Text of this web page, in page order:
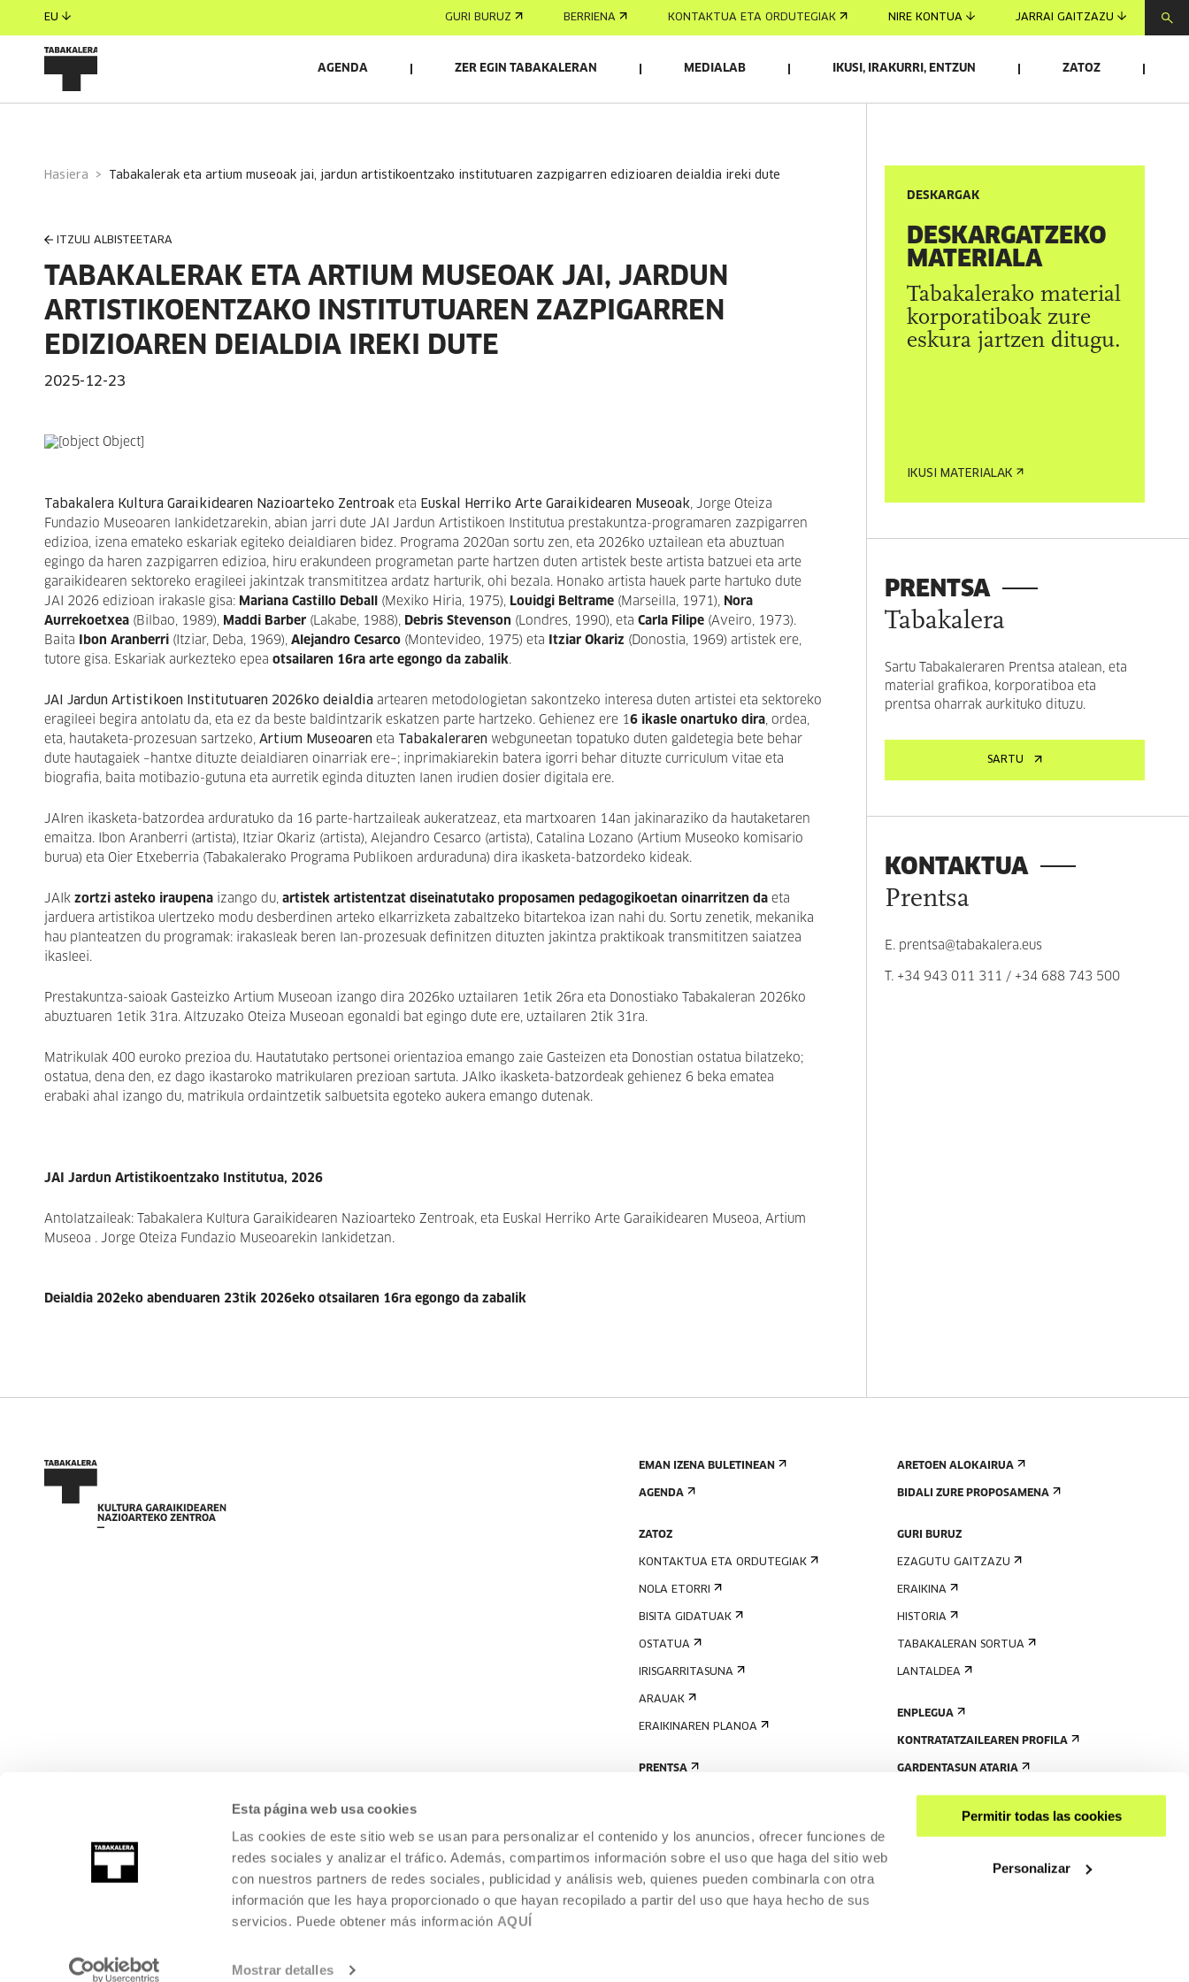
Esta página web usa cookies
Las cookies de este sitio web se usan para personalizar el contenido y los anuncios, ofrecer funciones de
redes sociales y analizar el tráfico. Además, compartimos información sobre el uso que haga del sitio web
con nuestros partners de redes sociales, publicidad y análisis web, quienes pueden combinarla con otra
información que les haya proporcionado o que hayan recopilado a partir del uso que haya hecho de sus
servicios. Puede obtener más información AQUÍ
Mostrar detalles
Permitir todas las cookies
Personalizar
EU GURI BURUZ BERRIENA KONTAKTUA ETA ORDUTEGIAK NIRE KONTUA JARRAI GAITZAZU
AGENDA ZER EGIN TABAKALERAN MEDIALAB IKUSI, IRAKURRI, ENTZUN ZATOZ
Hasiera tabakalerak eta artium museoak jai, jardun artistikoentzako institutuaren zazpigarren edizioaren deialdia ireki dute
ITZULI ALBISTEETARA
TABAKALERAK ETA ARTIUM MUSEOAK JAI, JARDUN
ARTISTIKOENTZAKO INSTITUTUAREN ZAZPIGARREN
EDIZIOAREN DEIALDIA IREKI DUTE
2025-12-23
Tabakalera Kultura Garaikidearen Nazioarteko Zentroak eta Euskal Herriko Arte Garaikidearen Museoak, Jorge Oteiza
Fundazio Museoaren lankidetzarekin, abian jarri dute JAI Jardun Artistikoen Institutua prestakuntza-programaren zazpigarren
edizioa, izena emateko eskariak egiteko deialdiaren bidez. Programa 2020an sortu zen, eta 2026ko uztailean eta abuztuan
egingo da haren zazpigarren edizioa, hiru erakundeen programetan parte hartzen duten artistek beste artista batzuei eta arte
garaikidearen sektoreko eragileei jakintzak transmititzea ardatz harturik, ohi bezala. Honako artista hauek parte hartuko dute
JAI 2026 edizioan irakasle gisa: Mariana Castillo Deball (Mexiko Hiria, 1975), Louidgi Beltrame (Marseilla, 1971), Nora
Aurrekoetxea (Bilbao, 1989), Maddi Barber (Lakabe, 1988), Debris Stevenson (Londres, 1990), eta Carla Filipe (Aveiro, 1973).
Baita
Ibon Aranberri (Itziar, Deba, 1969), Alejandro Cesarco (Montevideo, 1975) eta Itziar Okariz (Donostia, 1969) artistek ere,
tutore gisa. Eskariak aurkezteko epea otsailaren 16ra arte egongo da zabalik.
JAI Jardun Artistikoen Institutuaren 2026ko deialdia artearen metodologietan sakontzeko interesa duten artistei eta sektoreko
eragileei begira antolatu da, eta ez da beste baldintzarik eskatzen parte hartzeko. Gehienez ere 16 ikasle onartuko dira, ordea,
eta, hautaketa-prozesuan sartzeko, Artium Museoaren eta Tabakaleraren webguneetan topatuko duten galdetegia bete behar
dute hautagaiek –hantxe dituzte deialdiaren oinarriak ere–; inprimakiarekin batera igorri behar dituzte curriculum vitae eta
biografia, baita motibazio-gutuna eta aurretik eginda dituzten lanen irudien dosier digitala ere.
JAIren ikasketa-batzordea arduratuko da 16 parte-hartzaileak aukeratzeaz, eta martxoaren 14an jakinaraziko da hautaketaren
emaitza. Ibon Aranberri (artista), Itziar Okariz (artista), Alejandro Cesarco (artista), Catalina Lozano (Artium Museoko komisario
burua) eta Oier Etxeberria (Tabakalerako Programa Publikoen arduraduna) dira ikasketa-batzordeko kideak.
JAIk zortzi asteko iraupena izango du, artistek artistentzat diseinatutako proposamen pedagogikoetan oinarritzen da eta
jarduera artistikoa ulertzeko modu desberdinen arteko elkarrizketa zabaltzeko bitartekoa izan nahi du. Sortu zenetik, mekanika
hau planteatzen du programak: irakasleak beren lan-prozesuak definitzen dituzten jakintza praktikoak transmititzen saiatzea
ikasleei.
Prestakuntza-saioak Gasteizko Artium Museoan izango dira 2026ko uztailaren 1etik 26ra eta Donostiako Tabakaleran 2026ko
abuztuaren 1etik 31ra. Altzuzako Oteiza Museoan egonaldi bat egingo dute ere, uztailaren 2tik 31ra.
Matrikulak 400 euroko prezioa du. Hautatutako pertsonei orientazioa emango zaie Gasteizen eta Donostian ostatua bilatzeko;
ostatua, dena den, ez dago ikastaroko matrikularen prezioan sartuta. JAIko ikasketa-batzordeak gehienez 6 beka ematea
erabaki ahal izango du, matrikula ordaintzetik salbuetsita egoteko aukera emango dutenak.
JAI Jardun Artistikoentzako Institutua, 2026
Antolatzaileak: Tabakalera Kultura Garaikidearen Nazioarteko Zentroak, eta Euskal Herriko Arte Garaikidearen Museoa, Artium
Museoa . Jorge Oteiza Fundazio Museoarekin lankidetzan.
Deialdia 202eko abenduaren 23tik 2026eko otsailaren 16ra egongo da zabalik
DESKARGAK
DESKARGATZEKO
MATERIALA
Tabakalerako material
korporatiboak zure
eskura jartzen ditugu.
IKUSI MATERIALAK
PRENTSA
Tabakalera
Sartu Tabakaleraren Prentsa atalean, eta
material grafikoa, korporatiboa eta
prentsa oharrak aurkituko dituzu.
SARTU
KONTAKTUA
Prentsa
E. prentsa@tabakalera.eus
T. +34 943 011 311 / +34 688 743 500
EMAN IZENA BULETINEAN
AGENDA
ZATOZ
KONTAKTUA ETA ORDUTEGIAK
NOLA ETORRI
BISITA GIDATUAK
OSTATUA
IRISGARRITASUNA
ARAUAK
ERAIKINAREN PLANOA
PRENTSA
ARETOEN ALOKAIRUA
BIDALI ZURE PROPOSAMENA
GURI BURUZ
EZAGUTU GAITZAZU
ERAIKINA
HISTORIA
TABAKALERAN SORTUA
LANTALDEA
ENPLEGUA
KONTRATATZAILEAREN PROFILA
GARDENTASUN ATARIA
2026 TABAKALERA. KULTURA GARAIKIDEAREN NAZIOARTEKO ZENTROA,